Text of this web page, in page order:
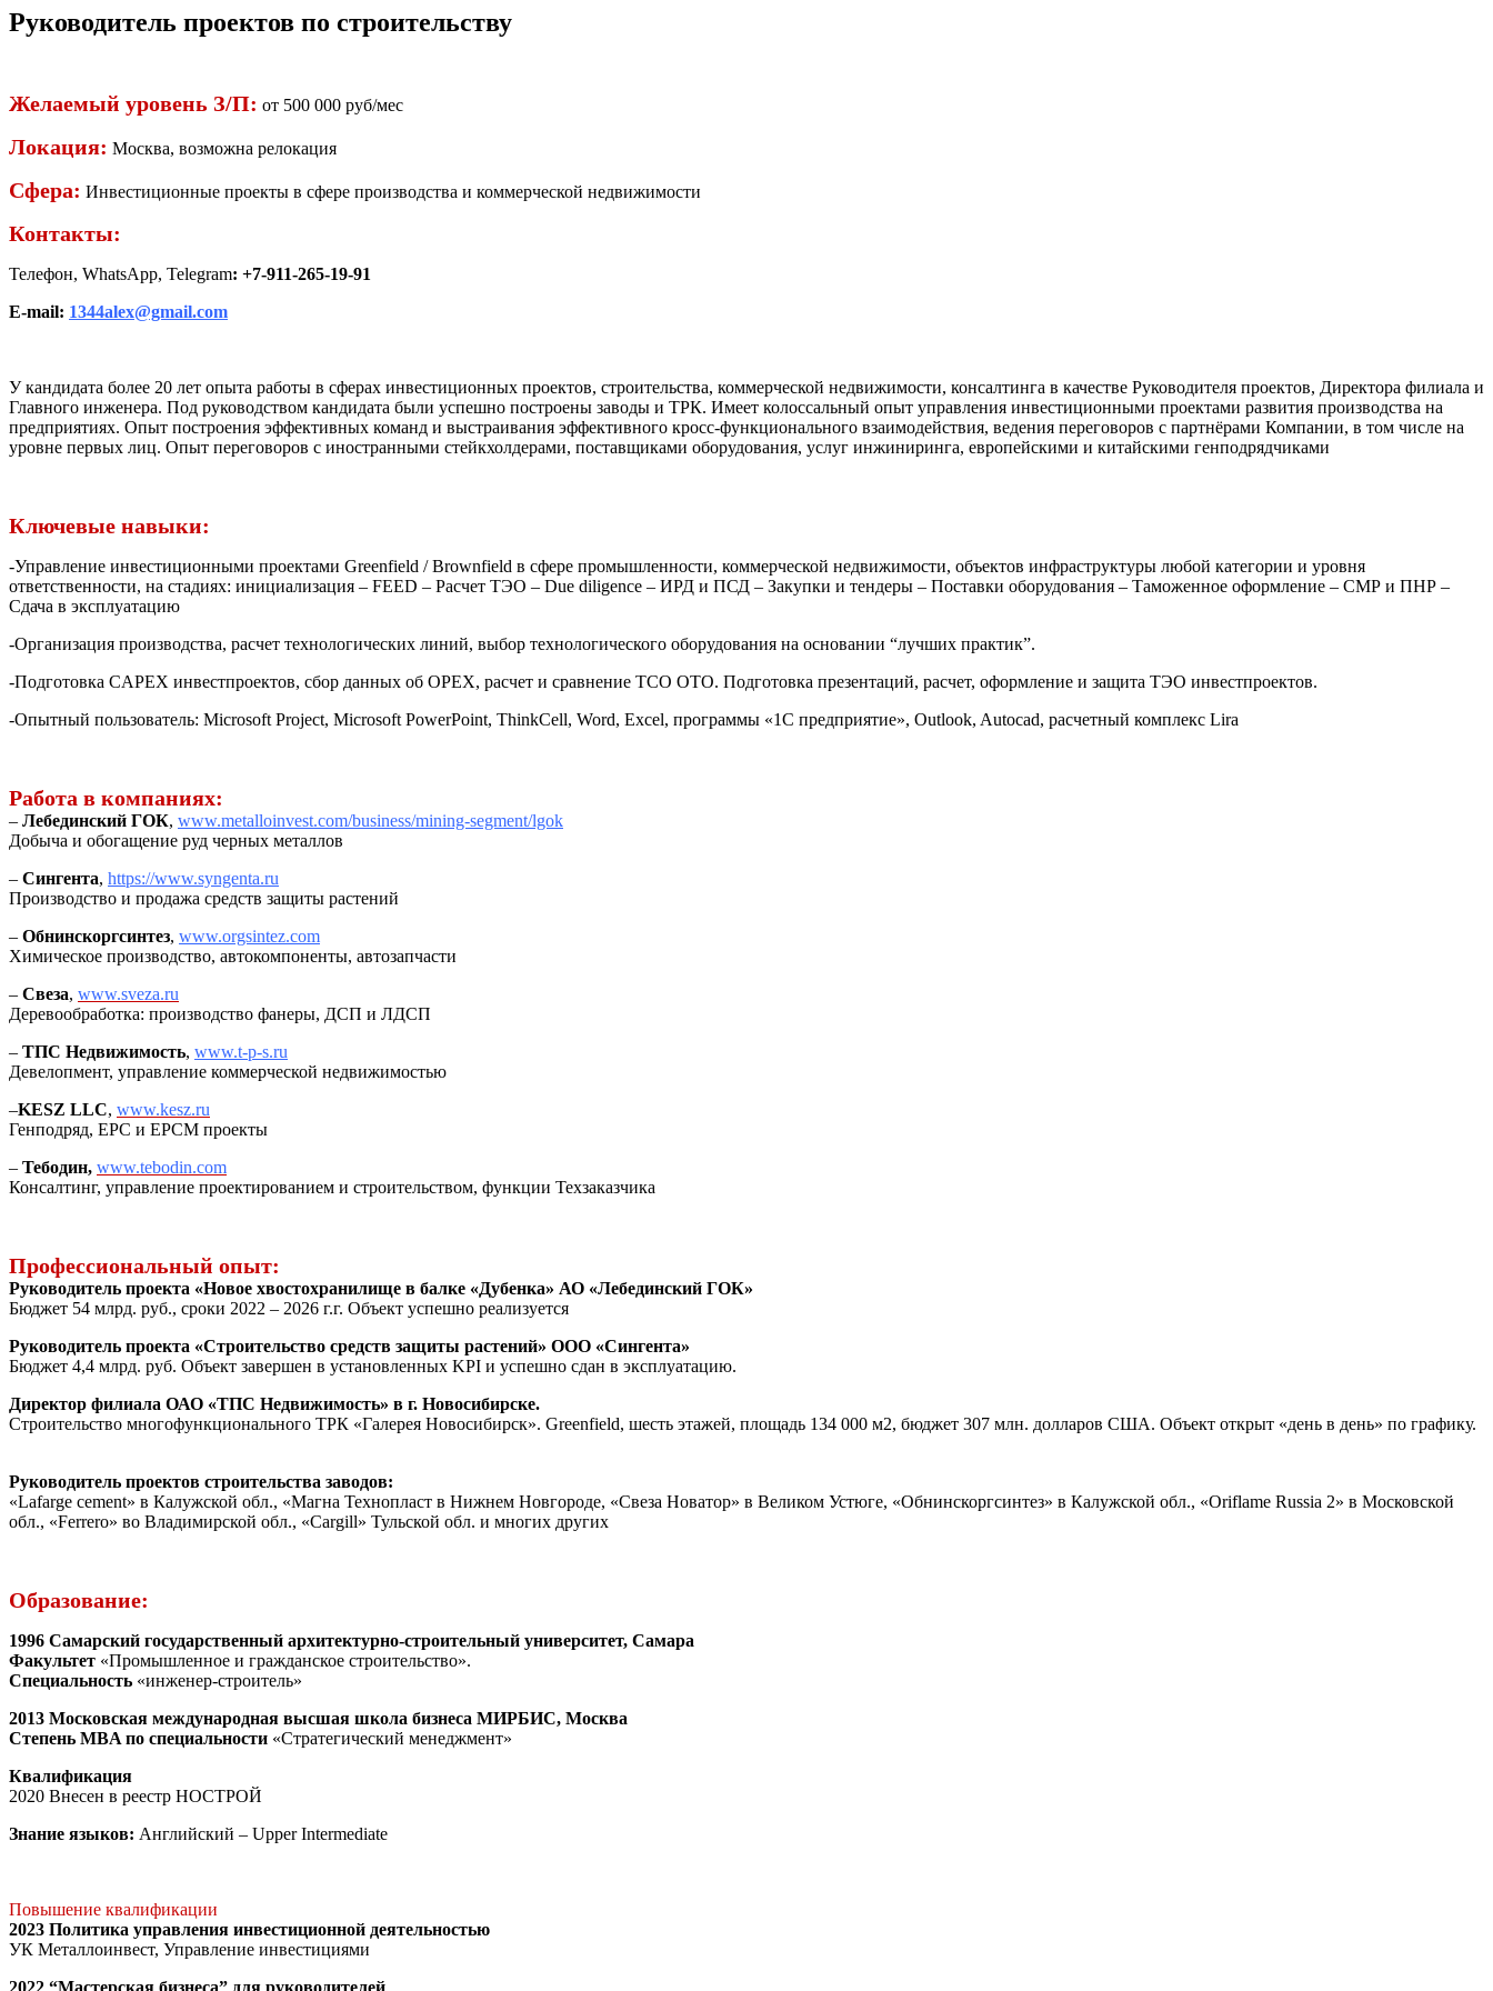
Руководитель проектов по строительству
Желаемый уровень З/П: от 500 000 руб/мес
Локация: Москва, возможна релокация
Сфера: Инвестиционные проекты в сфере производства и коммерческой недвижимости
Контакты:
Телефон, WhatsApp, Telegram: +7-911-265-19-91
E-mail: 1344alex@gmail.com
У кандидата более 20 лет опыта работы в сферах инвестиционных проектов, строительства, коммерческой недвижимости, консалтинга в качестве Руководителя проектов, Директора филиала и
Главного инженера. Под руководством кандидата были успешно построены заводы и ТРК. Имеет колоссальный опыт управления инвестиционными проектами развития производства на
предприятиях. Опыт построения эффективных команд и выстраивания эффективного кросс-функционального взаимодействия, ведения переговоров с партнёрами Компании, в том числе на
уровне первых лиц. Опыт переговоров с иностранными стейкхолдерами, поставщиками оборудования, услуг инжиниринга, европейскими и китайскими генподрядчиками
Ключевые навыки:
-Управление инвестиционными проектами Greenfield / Brownfield в сфере промышленности, коммерческой недвижимости, объектов инфраструктуры любой категории и уровня
ответственности, на стадиях: инициализация – FEED – Расчет ТЭО – Due diligence – ИРД и ПСД – Закупки и тендеры – Поставки оборудования – Таможенное оформление – СМР и ПНР –
Сдача в эксплуатацию
-Организация производства, расчет технологических линий, выбор технологического оборудования на основании “лучших практик”.
-Подготовка CAPEX инвестпроектов, сбор данных об OPEX, расчет и сравнение TCO ОТО. Подготовка презентаций, расчет, оформление и защита ТЭО инвестпроектов.
-Опытный пользователь: Microsoft Project, Microsoft PowerPoint, ThinkCell, Word, Excel, программы «1С предприятие», Outlook, Autocad, расчетный комплекс Lira
Работа в компаниях:
– Лебединский ГОК, www.metalloinvest.com/business/mining-segment/lgok
Добыча и обогащение руд черных металлов
– Сингента, https://www.syngenta.ru
Производство и продажа средств защиты растений
– Обнинскоргсинтез, www.orgsintez.com
Химическое производство, автокомпоненты, автозапчасти
– Свеза, www.sveza.ru
Деревообработка: производство фанеры, ДСП и ЛДСП
– ТПС Недвижимость, www.t-p-s.ru
Девелопмент, управление коммерческой недвижимостью
–KESZ LLC, www.kesz.ru
Генподряд, ЕРС и EPCM проекты
– Тебодин, www.tebodin.com
Консалтинг, управление проектированием и строительством, функции Техзаказчика
Профессиональный опыт:
Руководитель проекта «Новое хвостохранилище в балке «Дубенка» АО «Лебединский ГОК»
Бюджет 54 млрд. руб., сроки 2022 – 2026 г.г. Объект успешно реализуется
Руководитель проекта «Строительство средств защиты растений» ООО «Сингента»
Бюджет 4,4 млрд. руб. Объект завершен в установленных KPI и успешно сдан в эксплуатацию.
Директор филиала ОАО «ТПС Недвижимость» в г. Новосибирске.
Строительство многофункционального ТРК «Галерея Новосибирск». Greenfield, шесть этажей, площадь 134 000 м2, бюджет 307 млн. долларов США. Объект открыт «день в день» по графику.
Руководитель проектов строительства заводов:
«Lafarge cement» в Калужской обл., «Магна Технопласт в Нижнем Новгороде, «Свеза Новатор» в Великом Устюге, «Обнинскоргсинтез» в Калужской обл., «Oriflame Russia 2» в Московской
обл., «Ferrero» во Владимирской обл., «Сargill» Тульской обл. и многих других
Образование:
1996 Самарский государственный архитектурно-строительный университет, Самара
Факультет «Промышленное и гражданское строительство».
Специальность «инженер-строитель»
2013 Московская международная высшая школа бизнеса МИРБИС, Москва
Степень MBA по специальности «Стратегический менеджмент»
Квалификация
2020 Внесен в реестр НОСТРОЙ
Знание языков: Английский – Upper Intermediate
Повышение квалификации
2023 Политика управления инвестиционной деятельностью
УК Металлоинвест, Управление инвестициями
2022 “Мастерская бизнеса” для руководителей